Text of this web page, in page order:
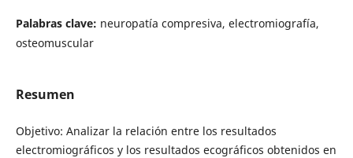
Palabras clave: neuropatía compresiva, electromiografía,
osteomuscular
Resumen
Objetivo: Analizar la relación entre los resultados
electromiográficos y los resultados ecográficos obtenidos en